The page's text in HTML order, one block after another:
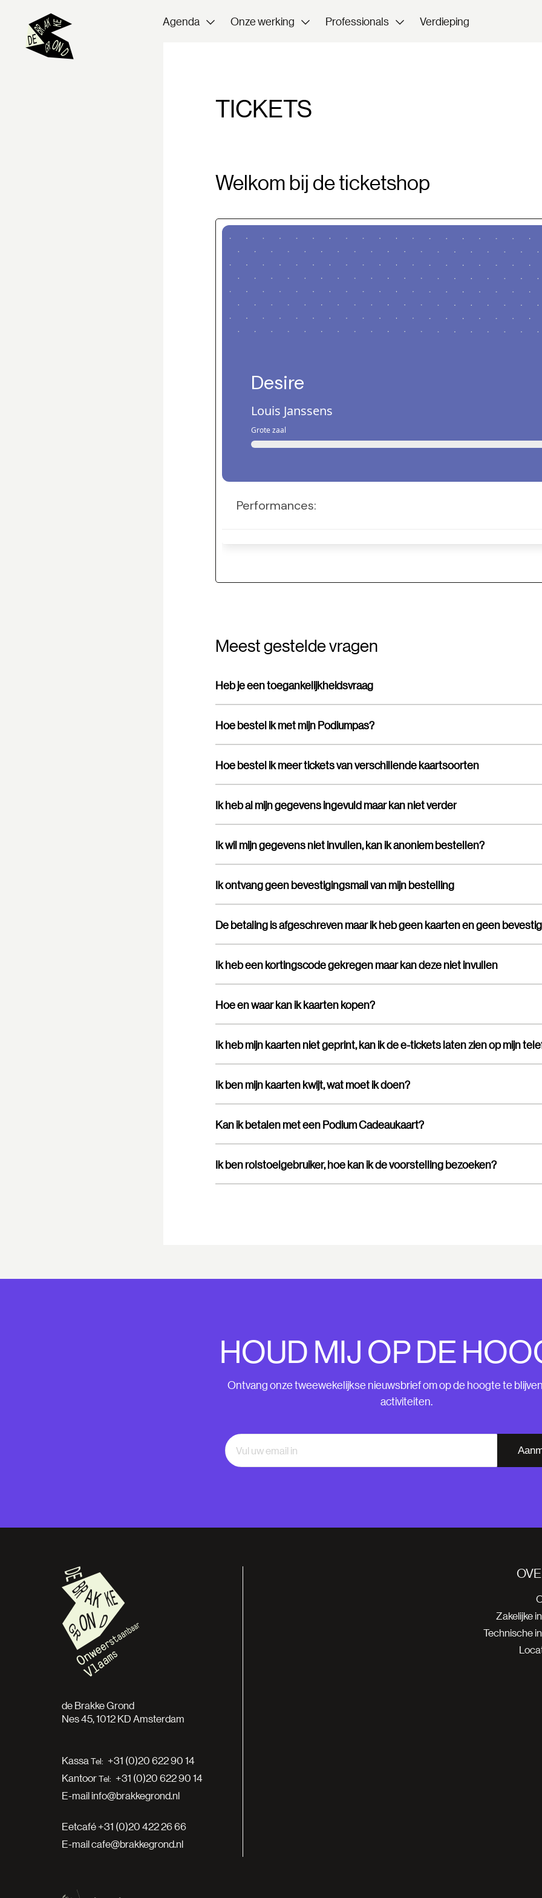
Agenda Onze werking Professionals Verdieping
TICKETS
Welkom bij de ticketshop
Meest gestelde vragen
Heb je een toegankelijkheidsvraag
Hoe bestel ik met mijn Podiumpas?
Hoe bestel ik meer tickets van verschillende kaartsoorten
Ik heb al mijn gegevens ingevuld maar kan niet verder
Ik wil mijn gegevens niet invullen, kan ik anoniem bestellen?
Ik ontvang geen bevestigingsmail van mijn bestelling
Ik heb een kortingscode gekregen maar kan deze niet invullen
Hoe en waar kan ik kaarten kopen?
Ik ben mijn kaarten kwijt, wat moet ik doen?
Kan ik betalen met een Podium Cadeaukaart?
Ik ben rolstoelgebruiker, hoe kan ik de voorstelling bezoeken?
HOUD MIJ OP DE
Ontvang onze tweewekelijkse nieuwsbrief om op de hoogte te
activiteiten.
de Brakke Grond
Nes 45, 1012 KD Amsterdam
Kassa
+31 (0)20 622 90 14
Kantoor
+31 (0)20 622 90 14
E-mailinfo@brakkegrond.nl
Eetcafé+31 (0)20 422 26 66
E-mailcafe@brakkegrond.nl
Zakelijke
Technische